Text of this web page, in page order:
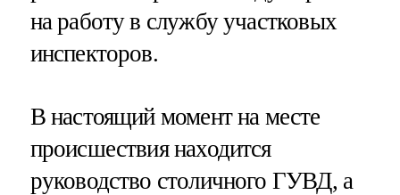
на работу в службу участковых
инспекторов.
В настоящий момент на месте
происшествия находится
руководство столичного ГУВД, а